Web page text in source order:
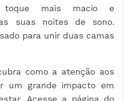
toque mais macio e
suas noites de sono.
para unir duas camas
como a atenção aos
um grande impacto em
Acesse a página do